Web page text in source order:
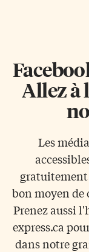
Allez à
Les
bon moyen de
Prenez aussi
express.ca
dans notre